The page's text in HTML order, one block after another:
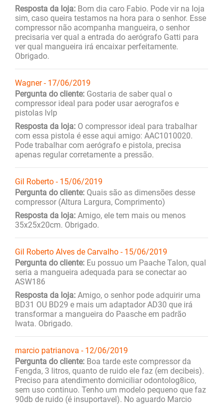
Resposta da loja: Bom dia caro Fabio. Pode vir na loja
sim, caso queira testamos na hora para o senhor. Esse
compressor não acompanha mangueira, o senhor
precisaria ver qual a entrada do aerógrafo Gatti para
ver qual mangueira irá encaixar perfeitamente.
Obrigado.
Wagner - 17/06/2019
Pergunta do cliente: Gostaria de saber qual o
compressor ideal para poder usar aerografos e
pistolas lvlp
Resposta da loja: O compressor ideal para trabalhar
com essa pistola é esse aqui amigo: AAC1010020.
Pode trabalhar com aerógrafo e pistola, precisa
apenas regular corretamente a pressão.
Gil Roberto - 15/06/2019
Pergunta do cliente: Quais são as dimensões desse
compressor (Altura Largura, Comprimento)
Resposta da loja: Amigo, ele tem mais ou menos
35x25x20cm. Obrigado.
Gil Roberto Alves de Carvalho - 15/06/2019
Pergunta do cliente: Eu possuo um Paache Talon, qual
seria a mangueira adequada para se conectar ao
ASW186
Resposta da loja: Amigo, o senhor pode adquirir uma
BD31 OU BD29 e mais um adaptador AD30 que irá
transformar a mangueira do Paasche em padrão
Iwata. Obrigado.
marcio patrianova - 12/06/2019
Pergunta do cliente: Boa tarde este compressor da
Fengda, 3 litros, quanto de ruido ele faz (em decibeis).
Preciso para atendimento domiciliar odontolog8ico,
sem uso continuo. Tenho um modelo pequeno que faz
90db de ruido (é insuportavel). No aguardo Marcio